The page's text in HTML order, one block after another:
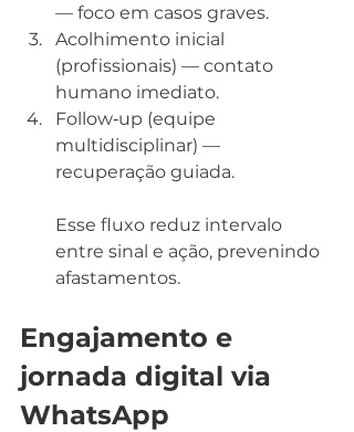
— foco em casos graves.
Acolhimento inicial
(profissionais) — contato
humano imediato.
Follow‑up (equipe
multidisciplinar) —
recuperação guiada.
Esse fluxo reduz intervalo
entre sinal e ação, prevenindo
afastamentos.
Engajamento e
jornada digital via
WhatsApp